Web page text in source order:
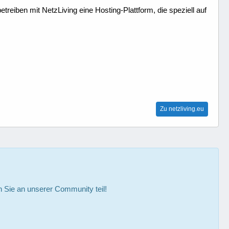
mit NetzLiving eine Hosting-Plattform, die speziell auf
Zu netzliving.eu
Sie an unserer Community teil!